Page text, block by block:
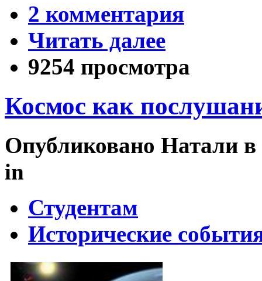
2 комментария
Читать далее
9254 просмотра
Космос как
Опубликовано Натали в
in
Студентам
Исторические